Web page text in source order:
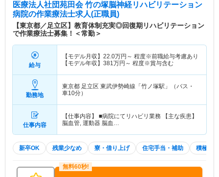
医療法人社団苑田会 竹の塚脳神経リハビリテーション
病院の作業療法士求人(正職員)
【東京都／足立区】教育体制充実◎回復期リハビリテーション
で作業療法士募集！＜常勤＞
給与
【モデル月収】 22.0万円～ 程度※前職給与考慮あり
【モデル年収】 381万円～ 程度※賞与含む
勤務地
東京都 足立区 東武伊勢崎線「竹ノ塚駅」（バス・
車10分）
仕事内容
【仕事内容】 ■病院にてリハビリ業務 【主な疾患】
脳血管, 運動器 脳血…
新卒OK 残業少なめ 寮・借り上げ 住宅手当・補助 積極採